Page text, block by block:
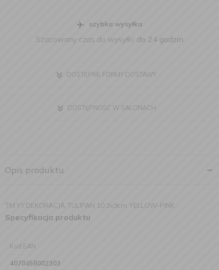
szybka wysyłka
Szacowany czas do wysyłki: do 24 godzin
DOSTĘPNE FORMY DOSTAWY
DOSTĘPNOŚĆ W SALONACH
Opis produktu
TM.YY.DEKORACJA TULIPAN 10.3x9cm YELLOW-PINK
Specyfikacja produktu
Kod EAN
4070458002303